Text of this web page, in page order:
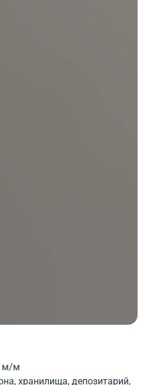
м/м
хранилища, депозитарий,